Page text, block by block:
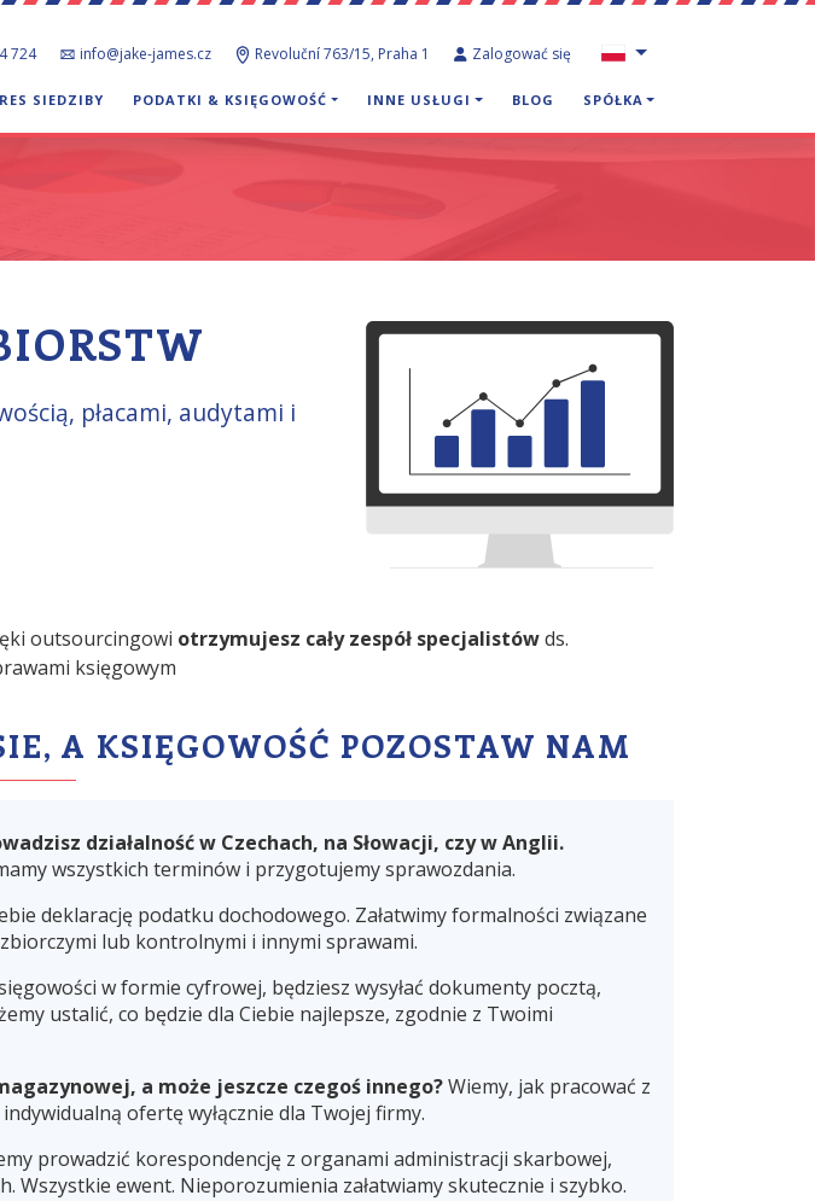
SIEDZIBY PODATKI & KSIĘGOWOŚĆ INNE USŁUGI BLOG SPÓŁKA
724 info@jake-james.cz Revoluční 763/15, Praha 1 Zalogować się
płacami, audytami i
outsourcingowi otrzymujesz cały zespół specjalistówds.
księgowym
A KSIĘGOWOŚĆ POZOSTAW NAM
działalność w Czechach, na Słowacji, czy w Anglii.
wszystkich terminów i przygotujemy sprawozdania.
deklarację podatku dochodowego. Załatwimy formalności związane
lub kontrolnymi i innymi sprawami.
w formie cyfrowej, będziesz wysyłać dokumenty pocztą,
ustalić, co będzie dla Ciebie najlepsze, zgodnie z Twoimi
a może jeszcze czegoś innego?Wiemy, jak pracować z
ofertę wyłącznie dla Twojej firmy.
prowadzić korespondencję z organami administracji skarbowej,
Wszystkie ewent. Nieporozumienia załatwiamy skutecznie i szybko.